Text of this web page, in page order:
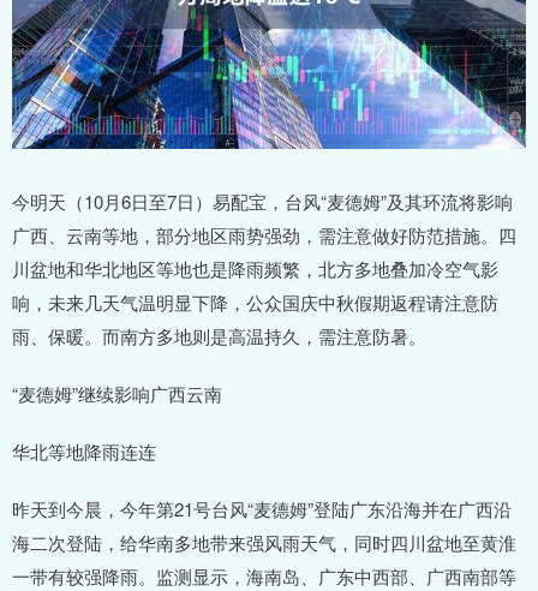
今明天（10月6日至7日）易配宝，台风“麦德姆”及其环流将影响
广西、云南等地，部分地区雨势强劲，需注意做好防范措施。四
川盆地和华北地区等地也是降雨频繁，北方多地叠加冷空气影
响，未来几天气温明显下降，公众国庆中秋假期返程请注意防
雨、保暖。而南方多地则是高温持久，需注意防暑。
“麦德姆”继续影响广西云南
华北等地降雨连连
昨天到今晨，今年第21号台风“麦德姆”登陆广东沿海并在广西沿
海二次登陆，给华南多地带来强风雨天气，同时四川盆地至黄淮
一带有较强降雨。监测显示，海南岛、广东中西部、广西南部等